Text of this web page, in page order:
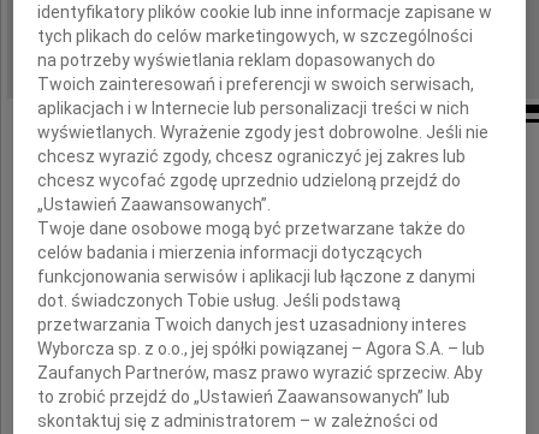
REGION: Płock
DATA EMISJI: 07.10.2022
Pani
Bolesława Żurańska Kłos
wyrazy głębokiego smutku i współczucia
z powodu śmierci
identyfikatory plików cookie lub inne informacje zapisane w
tych plikach do celów marketingowych, w szczególności
na potrzeby wyświetlania reklam dopasowanych do
Twoich zainteresowań i preferencji w swoich serwisach,
aplikacjach i w Internecie lub personalizacji treści w nich
wyświetlanych. Wyrażenie zgody jest dobrowolne. Jeśli nie
chcesz wyrazić zgody, chcesz ograniczyć jej zakres lub
chcesz wycofać zgodę uprzednio udzieloną przejdź do
„Ustawień Zaawansowanych”.
Twoje dane osobowe mogą być przetwarzane także do
celów badania i mierzenia informacji dotyczących
funkcjonowania serwisów i aplikacji lub łączone z danymi
dot. świadczonych Tobie usług. Jeśli podstawą
przetwarzania Twoich danych jest uzasadniony interes
Wyborcza sp. z o.o., jej spółki powiązanej – Agora S.A. – lub
Zaufanych Partnerów, masz prawo wyrazić sprzeciw. Aby
to zrobić przejdź do „Ustawień Zaawansowanych” lub
skontaktuj się z administratorem – w zależności od